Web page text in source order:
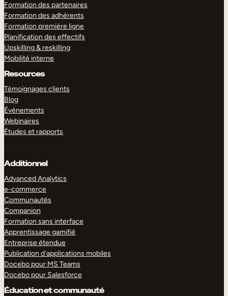
Formation des partenaires
Formation des adhérents
Formation première ligne
Planification des effectifs
Upskilling & reskilling
Mobilité interne
Resources
Témoignages clients
Blog
Événements
Webinaires
Études et rapports
Additionnel
Advanced Analytics
e-commerce
Communautés
Companion
Formation sans interface
Apprentissage gamifié
Entreprise étendue
Publication d’applications mobiles
Docebo pour MS Teams
Docebo pour Salesforce
Éducation et communauté